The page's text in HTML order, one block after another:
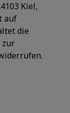
Kiel,
auf
die
zur